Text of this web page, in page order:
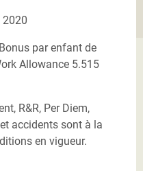
2020
par enfant de
Allowance 5.515
R&R, Per Diem,
accidents sont à la
en vigueur.